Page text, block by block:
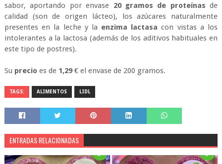
sabor, aportando por envase 20 gramos de proteínas de
calidad (son de origen lácteo), los azúcares naturalmente
presentes en la leche y la enzima lactasa con vistas a los
intolerantes a la lactosa (además de los aditivos habituales en
este tipo de postres).
Su precioes de 1,29 €el envase de 200 gramos.
TAGS: ALIMENTOS LIDL
ENTRADAS RELACIONADAS